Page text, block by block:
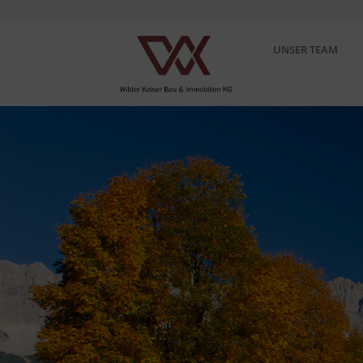
UNSER TEAM